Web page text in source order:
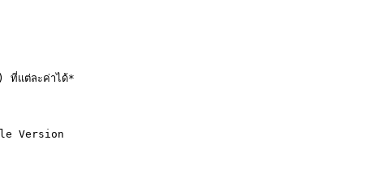
ที่แต่ละค่าได้*
Version